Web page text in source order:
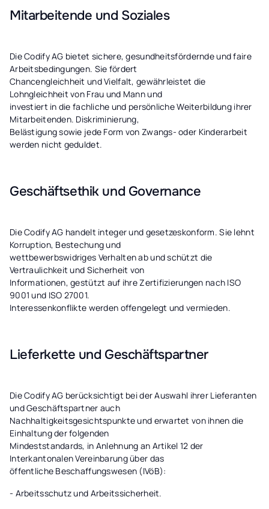
Mitarbeitende und Soziales
Die Codify AG bietet sichere, gesundheitsfördernde und faire
Arbeitsbedingungen. Sie fördert
Chancengleichheit und Vielfalt, gewährleistet die
Lohngleichheit von Frau und Mann und
investiert in die fachliche und persönliche Weiterbildung ihrer
Mitarbeitenden. Diskriminierung,
Belästigung sowie jede Form von Zwangs- oder Kinderarbeit
werden nicht geduldet.
Geschäftsethik und Governance
Die Codify AG handelt integer und gesetzeskonform. Sie lehnt
Korruption, Bestechung und
wettbewerbswidriges Verhalten ab und schützt die
Vertraulichkeit und Sicherheit von
Informationen, gestützt auf ihre Zertifizierungen nach ISO
9001 und ISO 27001.
Interessenkonflikte werden offengelegt und vermieden.
Lieferkette und Geschäftspartner
Die Codify AG berücksichtigt bei der Auswahl ihrer Lieferanten
und Geschäftspartner auch
Nachhaltigkeitsgesichtspunkte und erwartet von ihnen die
Einhaltung der folgenden
Mindeststandards, in Anlehnung an Artikel 12 der
Interkantonalen Vereinbarung über das
öffentliche Beschaffungswesen (IVöB):
- Arbeitsschutz und Arbeitssicherheit.